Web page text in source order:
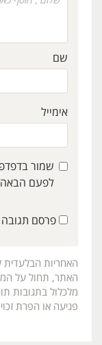
שם
אימייל
שמור
לפעם הבאה
פרסם תגובה
האחריות הבלעדית
האתר, תחול על
מלכלול בתגובות
פגיעה או הפרת